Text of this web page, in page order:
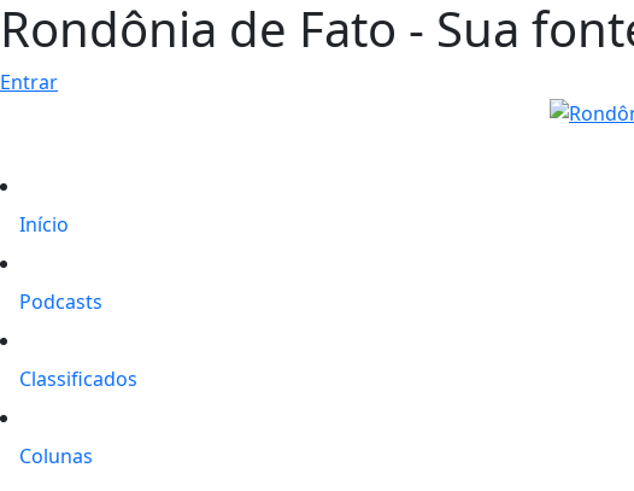
Rondônia de Fato - Sua
Entrar
Início
Podcasts
Classificados
Colunas